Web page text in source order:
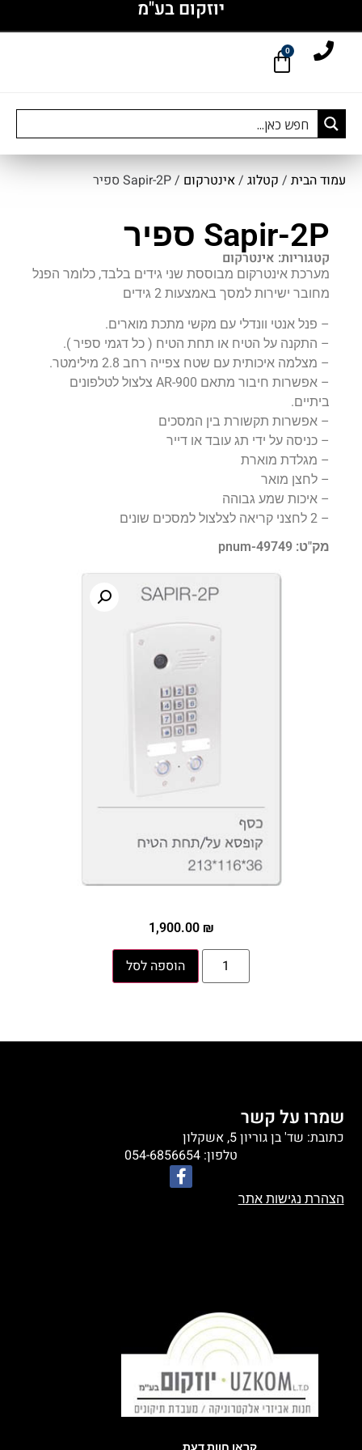
יוזקום בע"מ
0
עמוד הבית / קטלוג /אינטרקום / Sapir-2P ספיר
Sapir-2P ספיר
קטגוריות: אינטרקום
מערכת אינטרקום מבוססת שני גידים בלבד, כלומר הפנל
מחובר ישירות למסך באמצעות 2 גידים
– פנל אנטי וונדלי עם מקשי מתכת מוארים.
– התקנה על הטיח או תחת הטיח ( כל דגמי ספיר ).
– מצלמה איכותית עם שטח צפייה רחב 2.8 מילימטר.
– אפשרות חיבור מתאם AR-900 צלצול לטלפונים
ביתיים.
– אפשרות תקשורת בין המסכים
– כניסה על ידי תג עובד או דייר
– מגלדת מוארת
– לחצן מואר
– איכות שמע גבוהה
– 2 לחצני קריאה לצלצול למסכים שונים
מק"ט: pnum-49749
1,900.00 ₪
הוספה לסל
קראו חוות דעת
שמרו על קשר
כתובת: שד' בן גוריון 5, אשקלון
טלפון: 054-6856654
הצהרת נגישות אתר